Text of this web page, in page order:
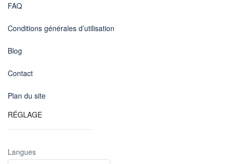
FAQ
Conditions générales d’utilisation
Blog
Contact
Plan du site
RÉGLAGE
Langues